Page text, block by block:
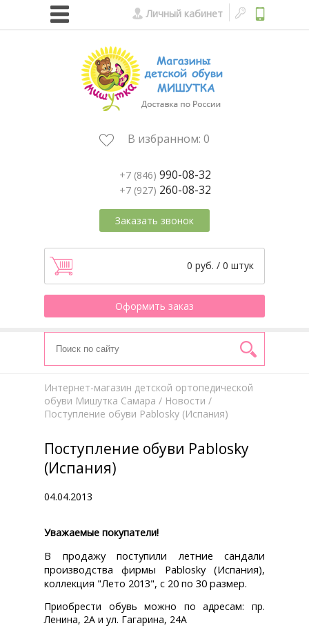
Личный кабинет
В избранном: 0
+7 (846) 990-08-32
+7 (927) 260-08-32
Заказать звонок
0 руб. / 0 штук
Оформить заказ
Интернет-магазин детской ортопедической
обуви Мишутка Самара / Новости /
Поступление обуви Pablosky (Испания)
Поступление обуви Pablosky
(Испания)
04.04.2013
Уважаемые покупатели!
В продажу поступили летние сандали
производства фирмы Pablosky (Испания),
коллекция "Лето 2013", с 20 по 30 размер.
Приобрести обувь можно по адресам: пр.
Ленина, 2А и ул. Гагарина, 24А